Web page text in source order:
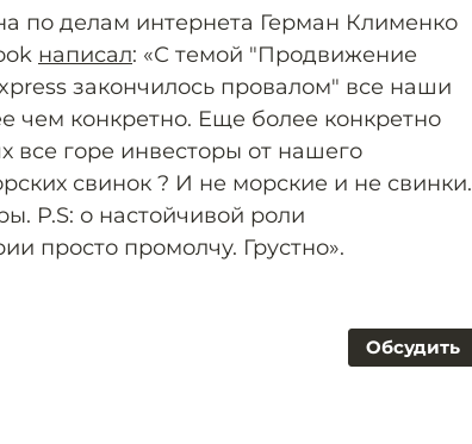
по делам интернета Герман Клименко
написал: «С темой "Продвижение
закончилось провалом" все наши
чем конкретно. Еще более конкретно
все горе инвесторы от нашего
свинок ? И не морские и не свинки.
P.S: о настойчивой роли
просто промолчу. Грустно».
Обсудить